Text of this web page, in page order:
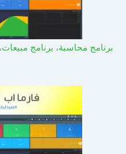
برنامج محاسبة، برنامج